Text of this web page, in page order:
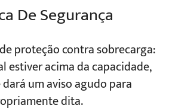
De Segurança
proteção contra sobrecarga:
estiver acima da capacidade,
um aviso agudo para
dita.